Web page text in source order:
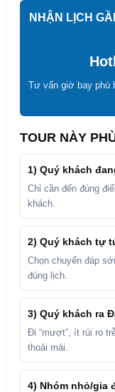
NHẬN LỊCH
Tư vấn giờ bay phù
TOUR NÀY
1) Quý khách
Chỉ cần đến đúng
khách.
2) Quý khách tự
Chọn chuyến đáp
đúng lịch.
3) Quý khách ra
Đi “mượt”, ít rủi ro
thoải mái.
4) Nhóm nhỏ/gia